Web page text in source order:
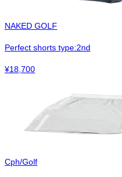
NAKED GOLF
Perfect shorts type:2nd
¥18,700
Cph/Golf